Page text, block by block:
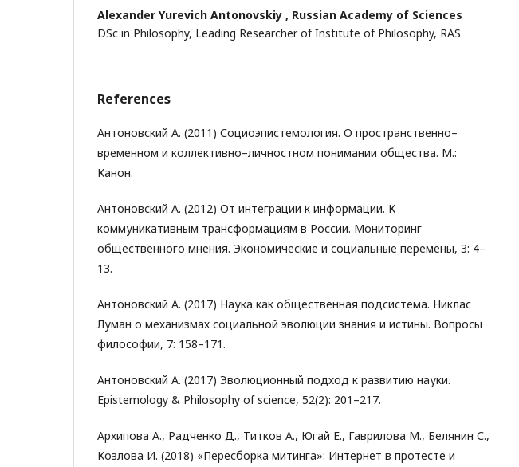
Alexander Yurevich Antonovskiy , Russian Academy of Sciences
DSc in Philosophy, Leading Researcher of Institute of Philosophy, RAS
References
Антоновский А. (2011) Социоэпистемология. О пространственно–
временном и коллективно–личностном понимании общества. М.:
Канон.
Антоновский А. (2012) От интеграции к информации. К
коммуникативным трансформациям в России. Мониторинг
общественного мнения. Экономические и социальные перемены, 3: 4–
13.
Антоновский А. (2017) Наука как общественная подсистема. Никлас
Луман о механизмах социальной эволюции знания и истины. Вопросы
философии, 7: 158–171.
Антоновский А. (2017) Эволюционный подход к развитию науки.
Epistemology & Philosophy of science, 52(2): 201–217.
Архипова А., Радченко Д., Титков А., Югай Е., Гаврилова М., Белянин С.,
Козлова И. (2018) «Пересборка митинга»: Интернет в протесте и